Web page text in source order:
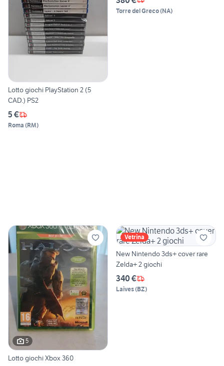
Lotto giochi PlayStation 2 (5
CAD.) PS2
5 €
Roma (RM)
Torre del Greco(NA)
5
Lotto giochi Xbox 360
Vetrina
New Nintendo 3ds+ cover rare
Zelda+ 2 giochi
340 €
Laives(BZ)